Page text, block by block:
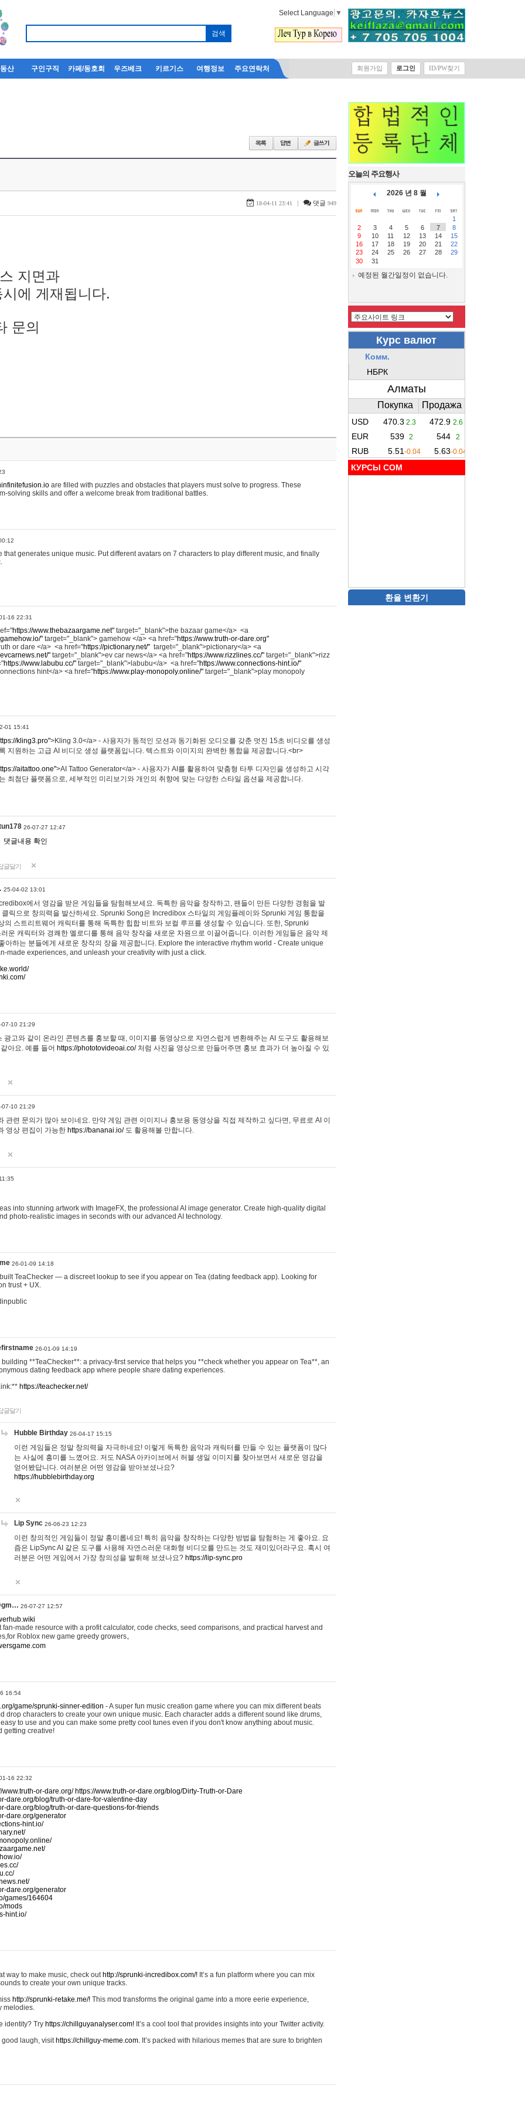
Select Language ▼
산 구인구직 카페/동호회 우즈베크 키르기스 여행정보 주요연락처 회원가입 로그인 ID/PW찾기
18-04-11 23:41 | 댓글 949
지면과
에 게재됩니다.
문의
are filled with puzzles and obstacles that players must solve to progress. These
solving skills and offer a welcome break from traditional battles.
that generates unique music. Put different avatars on 7 characters to play different music, and finally
16 22:31
https://www.thebazaargame.net" target="_blank">the bazaar game</a> <a
" target="_blank"> gamehow </a> <a href="https://www.truth-or-dare.org"
or dare </a> <a href="https://pictionary.net/" target="_blank">pictionary</a> <a
" target="_blank">ev car news</a> <a href="https://www.rizzlines.cc/" target="_blank">rizz
https://www.labubu.cc/" target="_blank">labubu</a> <a href="https://www.connections-hint.io/"
hint</a> <a href="https://www.play-monopoly.online/" target="_blank">play monopoly
01 15:41
kling3.pro">Kling 3.0</a> - 사용자가 동적인 모션과 동기화된 오디오를 갖춘 멋진 15초 비디오를 생성
지원하는 고급 AI 비디오 생성 플랫폼입니다. 텍스트와 이미지의 완벽한 통합을 제공합니다.<br>
aitattoo.one">AI Tattoo Generator</a> - 사용자가 AI를 활용하여 맞춤형 타투 디자인을 생성하고 시각
최첨단 플랫폼으로, 세부적인 미리보기와 개인의 취향에 맞는 다양한 스타일 옵션을 제공합니다.
26-07-27 12:47
댓글내용 확인
글달기
25-04-02 13:01
에서 영감을 받은 게임들을 탐험해보세요. 독특한 음악을 창작하고, 팬들이 만든 다양한 경험을 발
클릭으로 창의력을 발산하세요. Sprunki Song은 Incredibox 스타일의 게임플레이와 Sprunki 게임 통합을
의 스트리트웨어 캐릭터를 통해 독특한 힙합 비트와 보컬 루프를 생성할 수 있습니다. 또한, Sprunki
운 캐릭터와 경쾌한 멜로디를 통해 음악 창작을 새로운 차원으로 이끌어줍니다. 이러한 게임들은 음악 제
아하는 분들에게 새로운 창작의 장을 제공합니다. Explore the interactive rhythm world - Create unique
made experiences, and unleash your creativity with just a click.
07-10 21:29
광고와 같이 온라인 콘텐츠를 홍보할 때, 이미지를 동영상으로 자연스럽게 변환해주는 AI 도구도 활용해보
아요. 예를 들어 https://phototovideoai.co/처럼 사진을 영상으로 만들어주면 홍보 효과가 더 높아질 수 있
07-10 21:29
관련 문의가 많아 보이네요. 만약 게임 관련 이미지나 홍보용 동영상을 직접 제작하고 싶다면, 무료로 AI 이
영상 편집이 가능한 https://bananai.io/도 활용해볼 만합니다.
into stunning artwork with ImageFX, the professional AI image generator. Create high-quality digital
photo-realistic images in seconds with our advanced AI technology.
26-01-09 14:18
TeaChecker — a discreet lookup to see if you appear on Tea (dating feedback app). Looking for
trust + UX.
26-01-09 14:19
building **TeaChecker**: a privacy-first service that helps you **check whether you appear on Tea**, an
dating feedback app where people share dating experiences.
https://teachecker.net/
글달기
Hubble Birthday 26-04-17 15:15
이런 게임들은 정말 창의력을 자극하네요! 이렇게 독특한 음악과 캐릭터를 만들 수 있는 플랫폼이 많다
는 사실에 흥미를 느꼈어요. 저도 NASA 아카이브에서 허블 생일 이미지를 찾아보면서 새로운 영감을
얻어봤답니다. 여러분은 어떤 영감을 받아보셨나요?
https://hubblebirthday.org
Lip Sync 26-06-23 12:23
이런 창의적인 게임들이 정말 흥미롭네요! 특히 음악을 창작하는 다양한 방법을 탐험하는 게 좋아요. 요
즘은 LipSync AI 같은 도구를 사용해 자연스러운 대화형 비디오를 만드는 것도 재미있더라구요. 혹시 여
러분은 어떤 게임에서 가장 창의성을 발휘해 보셨나요? https://lip-sync.pro
26-07-27 12:57
made resource with a profit calculator, code checks, seed comparisons, and practical harvest and
Roblox new game greedy growers。
16:54
game/sprunki-sinner-edition - A super fun music creation game where you can mix different beats
drop characters to create your own unique music. Each character adds a different sound like drums,
to use and you can make some pretty cool tunes even if you don't know anything about music.
getting creative!
16 22:32
www.truth-or-dare.org/ https://www.truth-or-dare.org/blog/Dirty-Truth-or-Dare
dare.org/blog/truth-or-dare-for-valentine-day
dare.org/blog/truth-or-dare-questions-for-friends
dare.org/generator
hint.io/
dare.org/generator
games/164604
mods
hint.io/
way to make music, check out http://sprunki-incredibox.com/! It’s a fun platform where you can mix
to create your own unique tracks.
http://sprunki-retake.me/! This mod transforms the original game into a more eerie experience,
melodies.
identity? Try https://chillguyanalyser.com! It’s a cool tool that provides insights into your Twitter activity.
good laugh, visit https://chillguy-meme.com. It’s packed with hilarious memes that are sure to brighten
오늘의 주요행사
2026 년 8 월
1
2
3 4 5 6 7
8
9
10 11 12 13 14
15
16
17 18 19 20 21
22
23
24 25 26 27 28
29
30
31
예정된 월간일정이 없습니다.
КУРСЫ COM
환율 변환기